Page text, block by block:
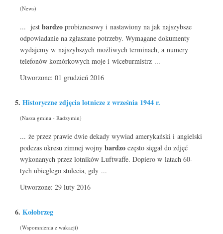
(News)
... jest bardzo probiznesowy i nastawiony na jak najszybsze
odpowiadanie na zgłaszane potrzeby. Wymagane dokumenty
wydajemy w najszybszych możliwych terminach, a numery
telefonów komórkowych moje i wiceburmistrz ...
Utworzone: 01 grudzień 2016
5. Historyczne zdjęcia lotnicze z września 1944 r.
(Nasza gmina - Radzymin)
... że przez prawie dwie dekady wywiad amerykański i angielski
podczas okresu zimnej wojny bardzo często sięgał do zdjęć
wykonanych przez lotników Luftwaffe. Dopiero w latach 60-
tych ubiegłego stulecia, gdy ...
Utworzone: 29 luty 2016
6. Kołobrzeg
(Wspomnienia z wakacji)